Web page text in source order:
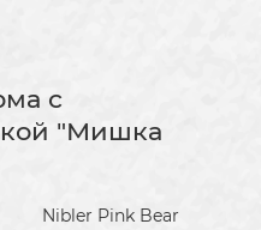
с
"Мишка
Nibler Pink Bear